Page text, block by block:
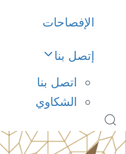
الإفصاحات
إتصل بنا
اتصل بنا
الشكاوي